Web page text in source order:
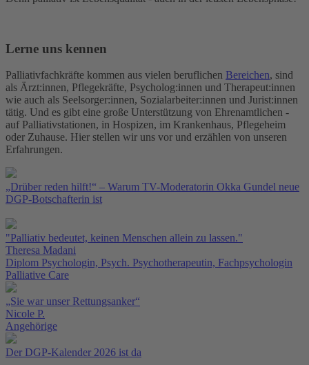
Lerne uns kennen
Palliativfachkräfte kommen aus vielen beruflichen Bereichen, sind
als Ärzt:innen, Pflegekräfte, Psycholog:innen und Therapeut:innen
wie auch als Seelsorger:innen, Sozialarbeiter:innen und Jurist:innen
tätig. Und es gibt eine große Unterstützung von Ehrenamtlichen -
auf Palliativstationen, in Hospizen, im Krankenhaus, Pflegeheim
oder Zuhause. Hier stellen wir uns vor und erzählen von unseren
Erfahrungen.
„Drüber reden hilft!“ – Warum TV-Moderatorin Okka Gundel neue
DGP-Botschafterin ist
"Palliativ bedeutet, keinen Menschen allein zu lassen."
Theresa Madani
Diplom Psychologin, Psych. Psychotherapeutin, Fachpsychologin
Palliative Care
„Sie war unser Rettungsanker“
Nicole P.
Angehörige
Der DGP-Kalender 2026 ist da